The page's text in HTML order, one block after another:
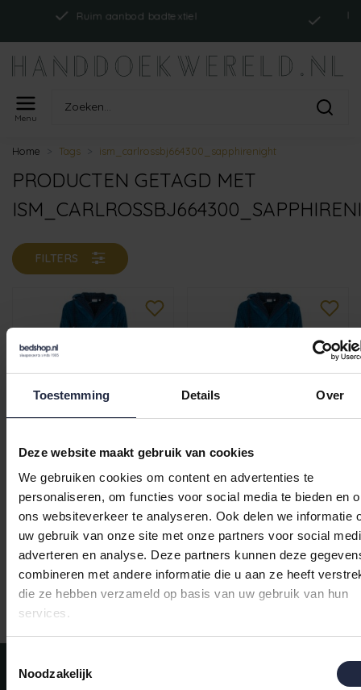
Toestemming Details Over
Deze website maakt gebruik van cookies
We gebruiken cookies om content en advertenties te
personaliseren, om functies voor social media te bieden en
ons websiteverkeer te analyseren. Ook delen we informatie
uw gebruik van onze site met onze partners voor social
adverteren en analyse. Deze partners kunnen deze
combineren met andere informatie die u aan ze heeft
die ze hebben verzameld op basis van uw gebruik van hun
services.
Noodzakelijk
Ruim aanbod badtextiel Indien
Menu
Home Tags ism_carlrossbj664300_sapphirenight
PRODUCTEN GETAGD MET
FILTERS
Carl Ross Heren Badjas
met capuchon 664300
sapphire/night blue
52/54
€129,95
met capuchon 664300
sapphire/night blue
48/50
€129,95
Ruim aanbod badtextiel
Meld je aan voor onze nieuwsbrief!